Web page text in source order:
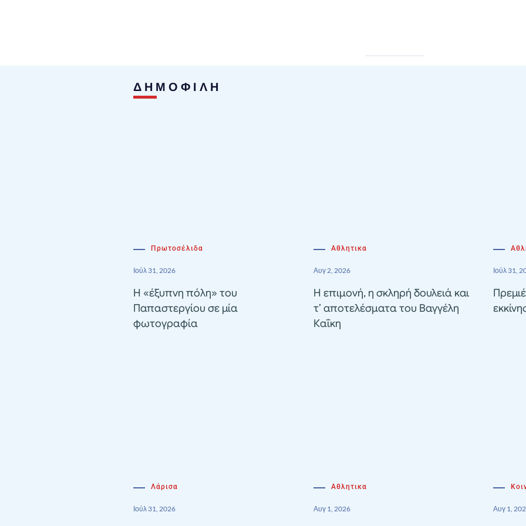
ΔΗΜΟΦΙΛΗ
Πρωτοσέλιδα
Ιούλ 31, 2026
Η «έξυπνη πόλη» του
Παπαστεργίου σε μία
φωτογραφία
Αθλητικα
Αυγ 2, 2026
Η επιμονή, η σκληρή δουλειά και
τ’ αποτελέσματα του Βαγγέλη
Καΐκη
Ιούλ 31,
Λάρισα
Ιούλ 31, 2026
Αθλητικα
Αυγ 1, 2026 Αυγ 1,